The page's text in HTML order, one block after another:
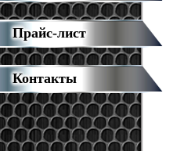
Прайс-лист
Контакты